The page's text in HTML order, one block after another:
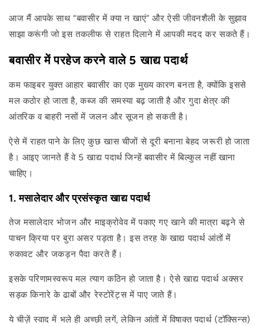
आज मैं आपके साथ “बवासीर में क्या न खाएं” और ऐसी जीवनशैली के सुझाव
साझा करूंगी जो इस तकलीफ से राहत दिलाने में आपकी मदद कर सकते हैं।
बवासीर में परहेज करने वाले 5 खाद्य पदार्थ
कम फाइबर युक्त आहार बवासीर का एक मुख्य कारण बनता है, क्योंकि इससे
मल कठोर हो जाता है, कब्ज की समस्या बढ़ जाती है और गुदा क्षेत्र की
आंतरिक व बाहरी नसों में जलन और सूजन हो सकती है।
ऐसे में राहत पाने के लिए कुछ खास चीजों से दूरी बनाना बेहद जरूरी हो जाता
है। आइए जानते हैं वे 5 खाद्य पदार्थ जिन्हें बवासीर में बिल्कुल नहीं खाना
चाहिए।
1. मसालेदार और प्रसंस्कृत खाद्य पदार्थ
तेज मसालेदार भोजन और माइक्रोवेव में पकाए गए खाने की मात्रा बढ़ने से
पाचन क्रिया पर बुरा असर पड़ता है। इस तरह के खाद्य पदार्थ आंतों में
रुकावट और जकड़न पैदा करते हैं।
इसके परिणामस्वरूप मल त्याग कठिन हो जाता है। ऐसे खाद्य पदार्थ अक्सर
सड़क किनारे के ढाबों और रेस्टोरेंट्स में पाए जाते हैं।
ये चीज़ें स्वाद में भले ही अच्छी लगें, लेकिन आंतों में विषाक्त पदार्थ (टॉक्सिन्स)